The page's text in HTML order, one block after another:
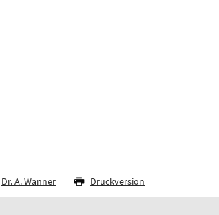
Dr. A. Wanner Druckversion